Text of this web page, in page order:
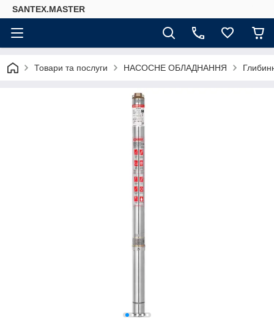
SANTEX.MASTER
Товари та послуги НАСОСНЕ ОБЛАДНАННЯ